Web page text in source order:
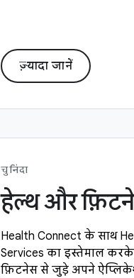
ज़्यादा जानें
चुनिंदा
हेल्थ और
Health Connect के साथ
Services का इस्तेमाल
फ़िटनेस से जुड़े अपने